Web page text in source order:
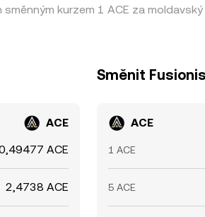
kurzem 1 ACE za
ACE
ACE
2,4738 ACE
Směnit
ACE
1 ACE
5 ACE